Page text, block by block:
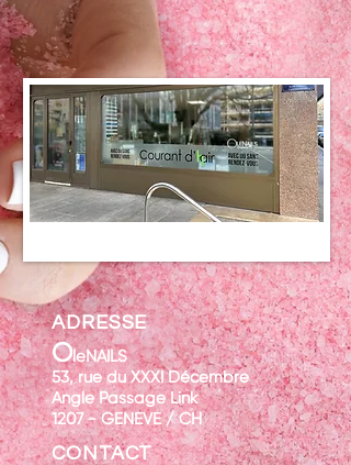
ADRESSE
OleNAILS
53, rue du XXXI Décembre
Angle Passage Link
1207 - GENEVE / CH
CONTACT